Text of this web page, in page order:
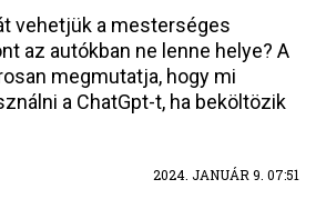
vehetjük a mesterséges
az autókban ne lenne helye? A
megmutatja, hogy mi
a ChatGpt-t, ha beköltözik
2024. JANUÁR 9. 07:51